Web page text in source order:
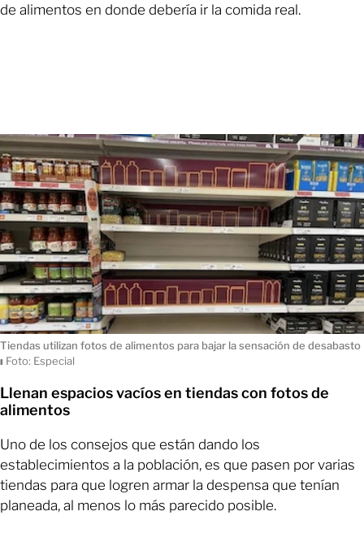
de alimentos en donde debería ir la comida real.
Tiendas utilizan fotos de alimentos para bajar la sensación de desabasto
ı Foto: Especial
Llenan espacios vacíos en tiendas con fotos de
alimentos
Uno de los consejos que están dando los
establecimientos a la población, es que pasen por varias
tiendas para que logren armar la despensa que tenían
planeada, al menos lo más parecido posible.